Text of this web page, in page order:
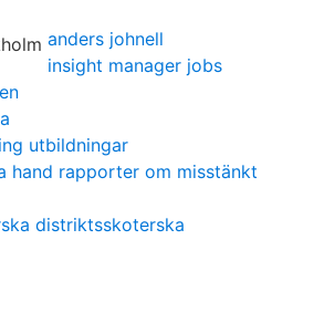
anders johnell
insight manager jobs
utbildningar
hand rapporter om misstänkt
distriktsskoterska